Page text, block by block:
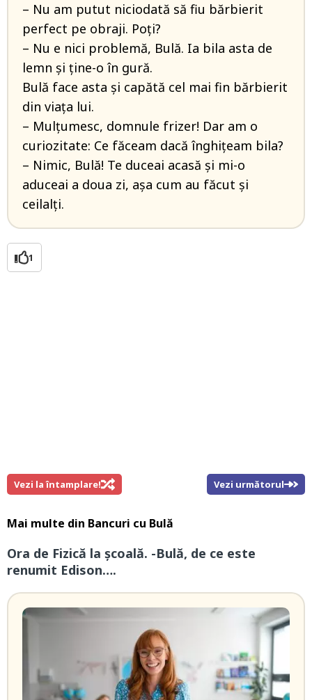
– Nu am putut niciodată să fiu bărbierit
perfect pe obraji. Poți?
– Nu e nici problemă, Bulă. Ia bila asta de
lemn și ține-o în gură.
Bulă face asta și capătă cel mai fin bărbierit
din viața lui.
– Mulțumesc, domnule frizer! Dar am o
curiozitate: Ce făceam dacă înghițeam bila?
– Nimic, Bulă! Te duceai acasă și mi-o
aduceai a doua zi, așa cum au făcut și
ceilalți.
1
Vezi la întamplare! Vezi următorul
Mai multe din Bancuri cu Bulă
Ora de Fizică la școală. -Bulă, de ce este
renumit Edison….